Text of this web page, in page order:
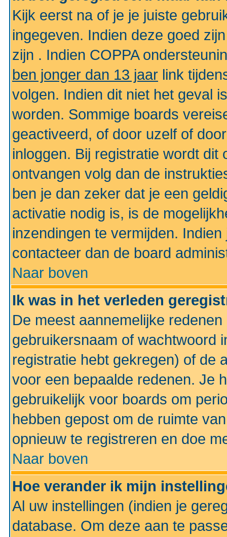
Kijk eerst na of je je juiste
ingegeven. Indien deze goed
zijn . Indien COPPA
ben jonger dan 13 jaar link
volgen. Indien dit niet het geval
worden. Sommige boards
geactiveerd, of door uzelf of
inloggen. Bij registratie wordt dit
ontvangen volg dan de
ben je dan zeker dat je een
activatie nodig is, is de
inzendingen te vermijden.
contacteer dan de board
Naar boven
Ik was in het verleden
De meest aannemelijke
gebruikersnaam of wachtwoord
registratie hebt gekregen) of de
voor een bepaalde redenen. Je
gebruikelijk voor boards om
hebben gepost om de ruimte
opnieuw te registreren en doe
Naar boven
Hoe verander ik mijn
Al uw instellingen (indien je
database. Om deze aan te